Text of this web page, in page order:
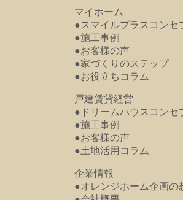
マイホーム
●スマイルプラスコンセ
●施工事例
●お客様の声
●家づくりのステップ
●お役立ちコラム
戸建賃貸経営
●ドリームハウスコンセ
●施工事例
●お客様の声
●土地活用コラム
企業情報
●オレンジホーム企画の